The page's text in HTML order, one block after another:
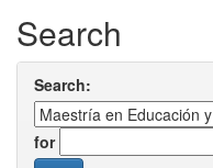
Search
Search:
for